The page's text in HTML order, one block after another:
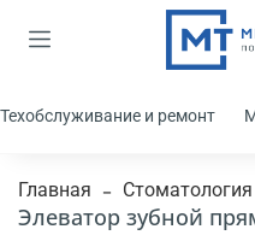
Техобслуживание и ремонт
Главная Стоматология
Элеватор зубной